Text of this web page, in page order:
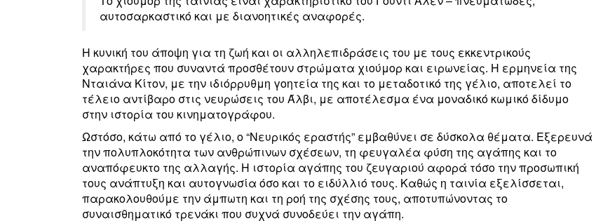
αυτοσαρκαστικό και με διανοητικές αναφορές.
Η κυνική του άποψη για τη ζωή και οι αλληλεπιδράσεις του με τους εκκεντρικούς
χαρακτήρες που συναντά προσθέτουν στρώματα χιούμορ και ειρωνείας. Η ερμηνεία της
Νταιάνα Κίτον, με την ιδιόρρυθμη γοητεία της και το μεταδοτικό της γέλιο, αποτελεί το
τέλειο αντίβαρο στις νευρώσεις του Άλβι, με αποτέλεσμα ένα μοναδικό κωμικό δίδυμο
στην ιστορία του κινηματογράφου.
Ωστόσο, κάτω από το γέλιο, ο “Νευρικός εραστής” εμβαθύνει σε δύσκολα θέματα. Εξερευνά
την πολυπλοκότητα των ανθρώπινων σχέσεων, τη φευγαλέα φύση της αγάπης και το
αναπόφευκτο της αλλαγής. Η ιστορία αγάπης του ζευγαριού αφορά τόσο την προσωπική
τους ανάπτυξη και αυτογνωσία όσο και το ειδύλλιό τους. Καθώς η ταινία εξελίσσεται,
παρακολουθούμε την άμπωτη και τη ροή της σχέσης τους, αποτυπώνοντας το
συναισθηματικό τρενάκι που συχνά συνοδεύει την αγάπη.